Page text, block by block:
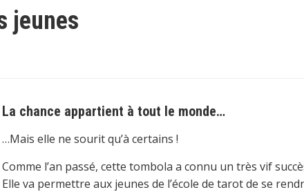
jeunes
La chance appartient à tout le monde…
…Mais elle ne sourit qu’à certains !
Comme l’an passé, cette tombola a connu un très vif
Elle va permettre aux jeunes de l’école de tarot de se